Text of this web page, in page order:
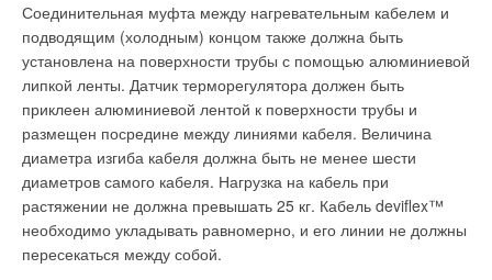
Соединительная муфта между нагревательным кабелем и
подводящим (холодным) концом также должна быть
установлена на поверхности трубы с помощью алюминиевой
липкой ленты. Датчик терморегулятора должен быть
приклеен алюминиевой лентой к поверхности трубы и
размещен посредине между линиями кабеля. Величина
диаметра изгиба кабеля должна быть не менее шести
диаметров самого кабеля. Нагрузка на кабель при
растяжении не должна превышать 25 кг. Кабель deviflex™
необходимо укладывать равномерно, и его линии не должны
пересекаться между собой.